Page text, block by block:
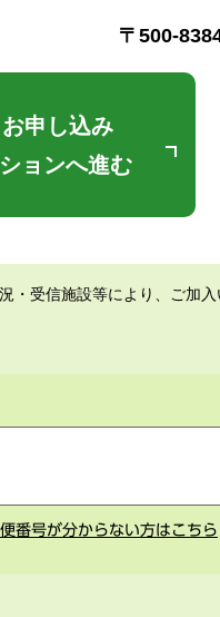
〒500-
申し込み
ョンへ進む
・受信施設等により、ご加入
番号が分からない方はこちら